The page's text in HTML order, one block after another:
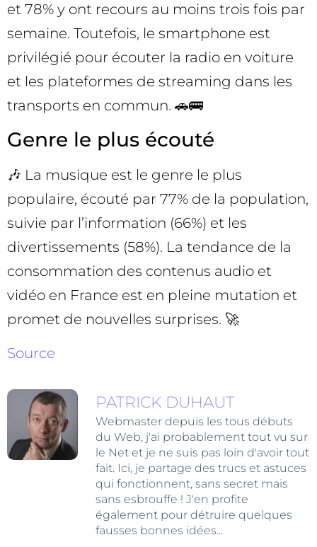
et 78% y ont recours au moins trois fois par
semaine. Toutefois, le smartphone est
privilégié pour écouter la radio en voiture
et les plateformes de streaming dans les
transports en commun. 🚗🚌
Genre le plus écouté
🎶 La musique est le genre le plus
populaire, écouté par 77% de la population,
suivie par l’information (66%) et les
divertissements (58%). La tendance de la
consommation des contenus audio et
vidéo en France est en pleine mutation et
promet de nouvelles surprises. 🚀
Source
PATRICK DUHAUT
Webmaster depuis les tous débuts
du Web, j'ai probablement tout vu sur
le Net et je ne suis pas loin d'avoir tout
fait. Ici, je partage des trucs et astuces
qui fonctionnent, sans secret mais
sans esbrouffe ! J'en profite
également pour détruire quelques
fausses bonnes idées...